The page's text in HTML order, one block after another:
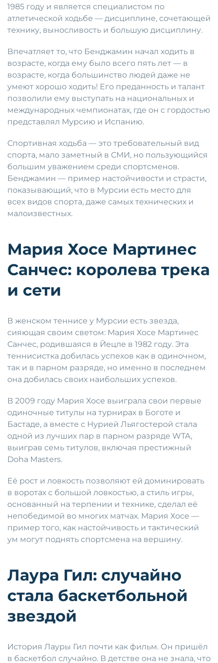
1985 году и является специалистом по
атлетической ходьбе — дисциплине, сочетающей
технику, выносливость и большую дисциплину.
Впечатляет то, что Бенджамин начал ходить в
возрасте, когда ему было всего пять лет — в
возрасте, когда большинство людей даже не
умеют хорошо ходить! Его преданность и талант
позволили ему выступать на национальных и
международных чемпионатах, где он с гордостью
представлял Мурсию и Испанию.
Спортивная ходьба — это требовательный вид
спорта, мало заметный в СМИ, но пользующийся
большим уважением среди спортсменов.
Бенджамин — пример настойчивости и страсти,
показывающий, что в Мурсии есть место для
всех видов спорта, даже самых технических и
малоизвестных.
Мария Хосе Мартинес
Санчес: королева трека
и сети
В женском теннисе у Мурсии есть звезда,
сияющая своим светом: Мария Хосе Мартинес
Санчес, родившаяся в Йецле в 1982 году. Эта
теннисистка добилась успехов как в одиночном,
так и в парном разряде, но именно в последнем
она добилась своих наибольших успехов.
В 2009 году Мария Хосе выиграла свои первые
одиночные титулы на турнирах в Боготе и
Бастаде, а вместе с Нурией Льягостерой стала
одной из лучших пар в парном разряде WTA,
выиграв семь титулов, включая престижный
Doha Masters.
Её рост и ловкость позволяют ей доминировать
в воротах с большой ловкостью, а стиль игры,
основанный на терпении и технике, сделал её
непобедимой во многих матчах. Мария Хосе —
пример того, как настойчивость и тактический
ум могут поднять спортсмена на вершину.
Лаура Гил: случайно
стала баскетбольной
звездой
История Лауры Гил почти как фильм. Он пришёл
в баскетбол случайно. В детстве она не знала, что